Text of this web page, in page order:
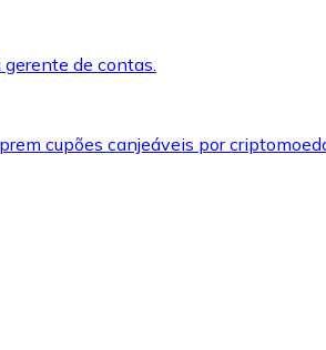
de contas.
cupões canjeáveis por